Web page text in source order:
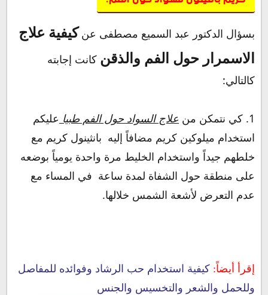
بسؤال الدكتور عبد السميع مصطفى عنكيفية علاج
الاسمرار حول الفم والذقن كانت إجابته
كالتالي:
1. كي نتمكن من علاج السواد حول الفم طبيا عليكم
استخدام ميلوكين كريم مضافاً إليه بانثينول كريم مع
خلطهم جيداً واستخدام الخليط مرة واحدة يومياً بوضعه
على منطقة حول الشفاة لمدة ساعة في المساء مع
عدم التعرض لأشعة الشمس خلالها.
إقرأ أيضاً: كيفية استخدام حب الرشاد وفوائده للمفاصل
وللحمل والشعر والتخسيس والجنس